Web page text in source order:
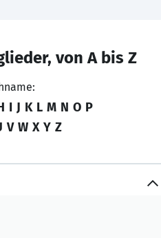
von A bis Z
I J K L M N O P
V W X Y Z